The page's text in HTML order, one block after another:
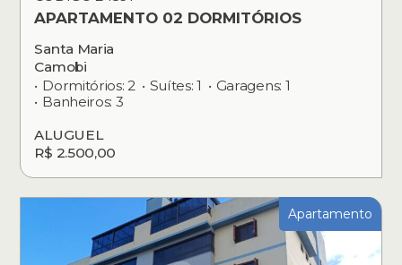
APARTAMENTO 02 DORMITÓRIOS
Santa Maria
Camobi
Dormitórios: 2
Suítes: 1
Garagens: 1
Banheiros: 3
ALUGUEL
R$ 2.500,00
Apartamento